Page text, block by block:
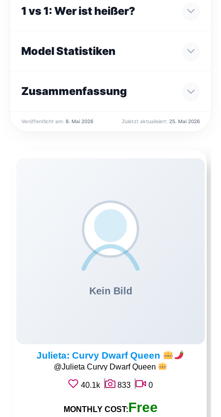
1 vs 1: Wer ist heißer?
Model Statistiken
Zusammenfassung
Veröffentlicht am: 8. Mai 2026 Zuletzt aktualisiert:25. Mai 2026
Julieta: Curvy Dwarf Queen
@Julieta Curvy Dwarf Queen
40.1k 833 0
MONTHLY COST:Free